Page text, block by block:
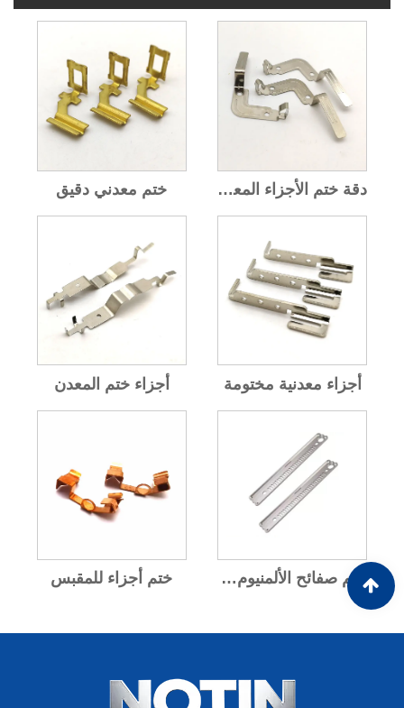
ختم معدني دقيق دقة ختم الأجزاء المعدنية
أجزاء ختم المعدن أجزاء معدنية مختومة
ختم أجزاء للمقبس ختم صفائح الألمنيوم المعدنية